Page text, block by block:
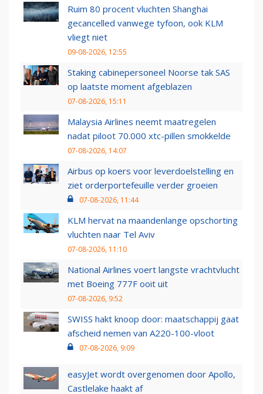
Ruim 80 procent vluchten Shanghai
gecancelled vanwege tyfoon, ook KLM
vliegt niet
09-08-2026, 12:55
Staking cabinepersoneel Noorse tak SAS
op laatste moment afgeblazen
07-08-2026, 15:11
Malaysia Airlines neemt maatregelen
nadat piloot 70.000 xtc-pillen smokkelde
07-08-2026, 14:07
Airbus op koers voor leverdoelstelling en
ziet orderportefeuille verder groeien
07-08-2026, 11:44
KLM hervat na maandenlange opschorting
vluchten naar Tel Aviv
07-08-2026, 11:10
National Airlines voert langste vrachtvlucht
met Boeing 777F ooit uit
07-08-2026, 9:52
SWISS hakt knoop door: maatschappij gaat
afscheid nemen van A220-100-vloot
07-08-2026, 9:09
easyJet wordt overgenomen door Apollo,
Castlelake haakt af